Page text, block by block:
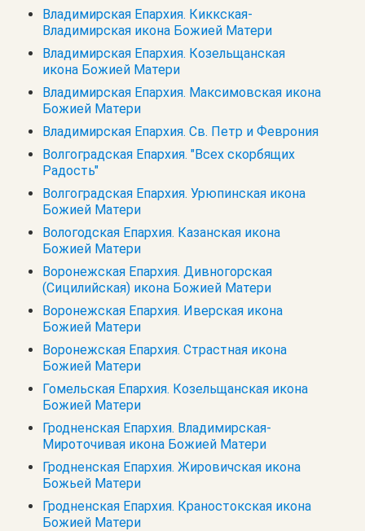
Владимирская Епархия. Киккская-
Владимирская икона Божией Матери
Владимирская Епархия. Козельщанская
икона Божией Матери
Владимирская Епархия. Максимовская икона
Божией Матери
Владимирская Епархия. Св. Петр и Феврония
Волгоградская Епархия. "Всех скорбящих
Радость"
Волгоградская Епархия. Урюпинская икона
Божией Матери
Вологодская Епархия. Казанская икона
Божией Матери
Воронежская Епархия. Дивногорская
(Сицилийская) икона Божией Матери
Воронежская Епархия. Иверская икона
Божией Матери
Воронежская Епархия. Страстная икона
Божией Матери
Гомельская Епархия. Козельщанская икона
Божией Матери
Гродненская Епархия. Владимирская-
Мироточивая икона Божией Матери
Гродненская Епархия. Жировичская икона
Божьей Матери
Гродненская Епархия. Краностокская икона
Божией Матери